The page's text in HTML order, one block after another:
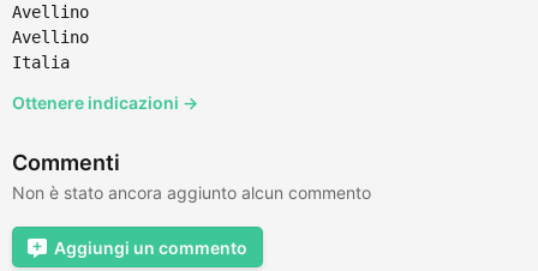
Avellino
Avellino
Italia
Ottenere indicazioni →
Commenti
Non è stato ancora aggiunto alcun commento
Aggiungi un commento